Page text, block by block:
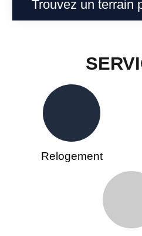
Trouvez un terrain
Relogement